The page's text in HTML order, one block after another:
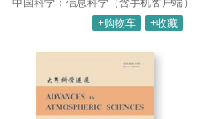
中国科学：信息科学（含手机客户端）
+购物车
+收藏